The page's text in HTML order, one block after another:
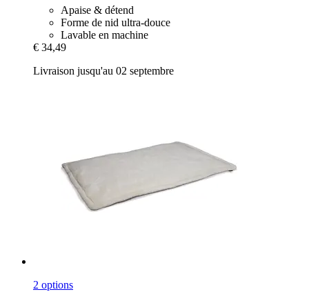
Apaise & détend
Forme de nid ultra-douce
Lavable en machine
€ 34,49
Livraison jusqu'au 02 septembre
2 options